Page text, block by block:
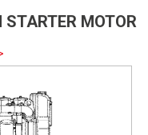
STARTER MOTOR